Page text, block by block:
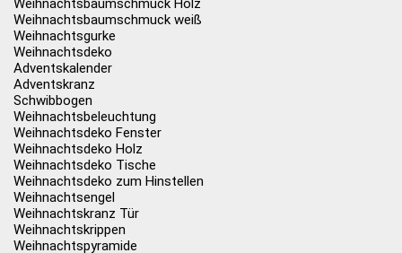
Weihnachtsbaumschmuck Holz
Weihnachtsbaumschmuck weiß
Weihnachtsgurke
Weihnachtsdeko
Adventskalender
Adventskranz
Schwibbogen
Weihnachtsbeleuchtung
Weihnachtsdeko Fenster
Weihnachtsdeko Holz
Weihnachtsdeko Tische
Weihnachtsdeko zum Hinstellen
Weihnachtsengel
Weihnachtskranz Tür
Weihnachtskrippen
Weihnachtspyramide